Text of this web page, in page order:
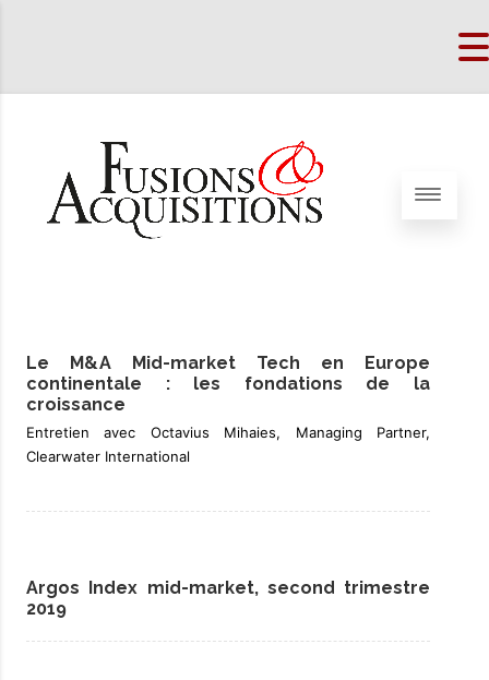
Le M&A Mid-market Tech en Europe
continentale : les fondations de la
croissance
Entretien avec Octavius Mihaies, Managing Partner,
Clearwater International
Argos Index mid-market, second trimestre
2019